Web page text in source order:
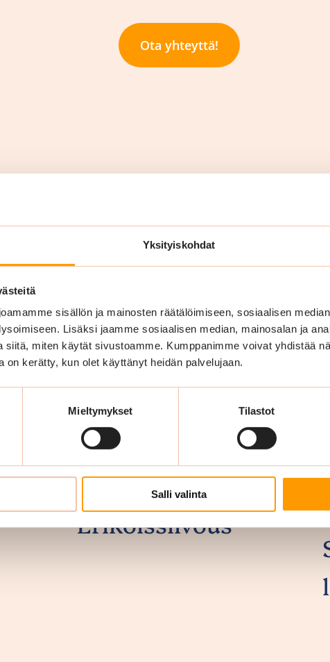
Yksityiskohdat
sisällön ja mainosten räätälöimiseen, sosiaalisen
Lisäksi jaamme sosiaalisen median, mainosalan ja
siitä, miten käytät sivustoamme. Kumppanimme voivat yhdistää
on kerätty, kun olet käyttänyt heidän palvelujaan.
Mieltymykset Tilastot
Salli valinta
Ota yhteyttä!
kattavasti erilaisia ylläpitosiivouksia,
siivouksen lisäpalveluita yritysasiakkaille.
Erikoissiivous